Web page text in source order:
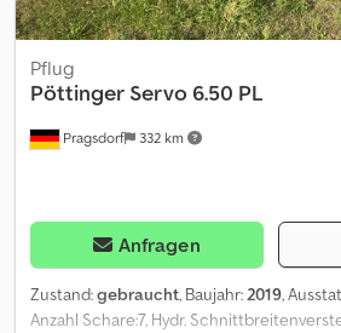
Pragsdorf 332 km
Pflug
Pöttinger Servo 6.50 PL
Anfragen
Zustand:gebraucht, Baujahr:2019,
Anzahl Schare:7, Hydr.